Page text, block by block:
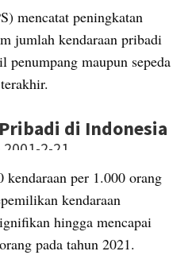
mencatat peningkatan
jumlah kendaraan pribadi
maupun sepeda
embed from external kumparan
per 1.000 orang
kendaraan
hingga mencapai
pada tahun 2021.